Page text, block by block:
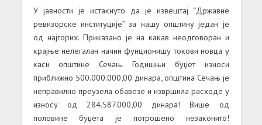
У јавности је истакнуто да је извештај “Државне
ревизорске институције” за нашу општину један је
од најгорих. Приказано је на какав неодговоран и
крајње нелегалан начин фунционишу токови новца у
каси општине Сечањ. Годишњи буџет износи
приближно 500.000.000,00 динара, општина Сечањ је
неправилно преузела обавезе и извршила расходе у
износу од 284.587.000,00 динара! Више од
половине буџета је потрошено незаконито!